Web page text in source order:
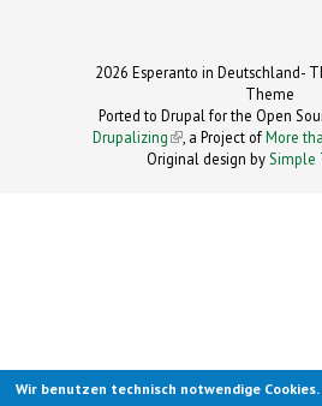
2026 Esperanto in Deutschland-
Theme
Ported to Drupal for the Open
Drupalizing(link is external)
, a Project ofMore
Original design by Simple
Wir benutzen technisch notwendige Cookies.